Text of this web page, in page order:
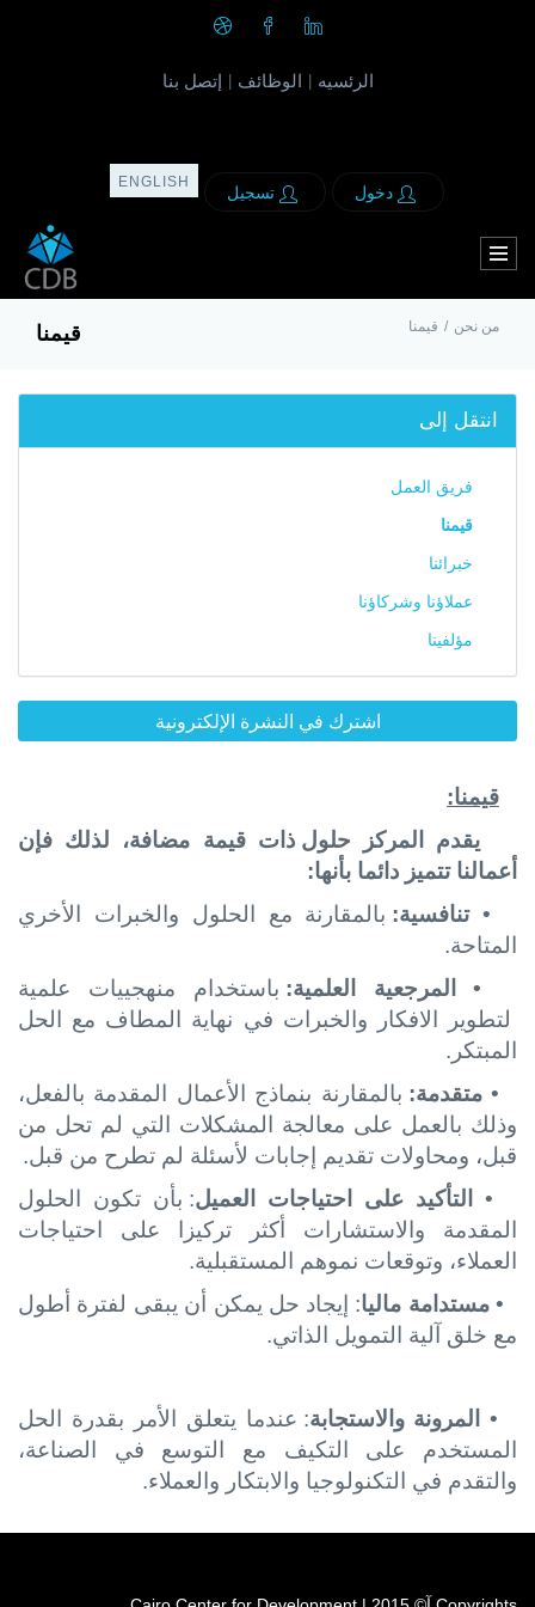
الرئسيه الوظائف إتصل بنا
دخول تسجيل
ENGLISH
قيمنا من نحن / قيمنا
انتقل إلى
فريق العمل
قيمنا
خبرائنا
عملاؤنا وشركاؤنا
مؤلفينا
اشترك في النشرة الإلكترونية
قيمنا:
يقدم المركز حلول ذات قيمة مضافة، لذلك فإن
أعمالنا تتميز دائما بأنها:
•تنافسية: بالمقارنة مع الحلول والخبرات الأخري
المتاحة.
• المرجعية العلمية: باستخدام منهجييات علمية
لتطوير الافكار والخبرات في نهاية المطاف مع الحل
المبتكر.
•متقدمة: بالمقارنة بنماذج الأعمال المقدمة بالفعل،
وذلك بالعمل على معالجة المشكلات التي لم تحل من
قبل، ومحاولات تقديم إجابات لأسئلة لم تطرح من قبل.
•
التأكيد على احتياجات العميل: بأن تكون الحلول
المقدمة والاستشارات أكثر تركيزا على احتياجات
العملاء، وتوقعات نموهم المستقبلية.
•مستدامة ماليا: إيجاد حل يمكن أن يبقى لفترة أطول
مع خلق آلية التمويل الذاتي.
• المرونة والاستجابة: عندما يتعلق الأمر بقدرة الحل
المستخدم على التكيف مع التوسع في الصناعة،
والتقدم في التكنولوجيا والابتكار والعملاء.